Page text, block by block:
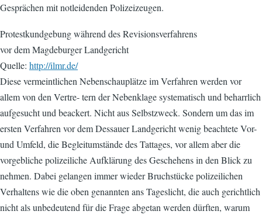
Gesprächen mit notleidenden Polizeizeugen.
Protestkundgebung während des Revisionsverfahrens
vor dem Magdeburger Landgericht
Quelle: http://ilmr.de/
Diese vermeintlichen Nebenschauplätze im Verfahren werden vor
allem von den Vertre- tern der Nebenklage systematisch und beharrlich
aufgesucht und beackert. Nicht aus Selbstzweck. Sondern um das im
ersten Verfahren vor dem Dessauer Landgericht wenig beachtete Vor-
und Umfeld, die Begleitumstände des Tattages, vor allem aber die
vorgebliche polizeiliche Aufklärung des Geschehens in den Blick zu
nehmen. Dabei gelangen immer wieder Bruchstücke polizeilichen
Verhaltens wie die oben genannten ans Tageslicht, die auch gerichtlich
nicht als unbedeutend für die Frage abgetan werden dürften, warum